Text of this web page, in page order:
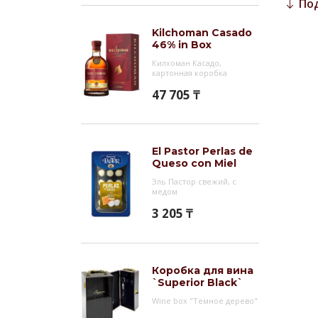
Kilchoman Casado
46% in Box
Килхоман Касадо,
картонная коробка
47 705 ₸
El Pastor Perlas de
Queso con Miel
Эль Пастор свежий, с
медом
3 205 ₸
Коробка для вина
`Superior Black`
Wine box "Темное дерево"